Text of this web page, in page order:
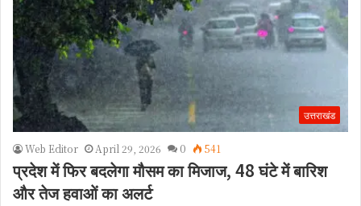
उत्तराखंड
Web Editor April 29, 2026 0 541
प्रदेश में फिर बदलेगा मौसम का मिजाज, 48 घंटे में बारिश
और तेज हवाओं का अलर्ट